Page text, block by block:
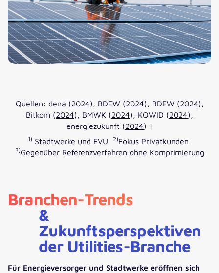
Quellen: dena (2024), BDEW (2024), BDEW (2024),
Bitkom (2024), BMWK (2024), KOWID (2024),
energiezukunft (2024) |
1) Stadtwerke und EVU 2)Fokus Privatkunden
3)Gegenüber Referenzverfahren ohne Komprimierung
Branchen-Trends
&
Zukunftsperspektiven
der Utilities-Branche
Für Energieversorger und Stadtwerke eröffnen sich